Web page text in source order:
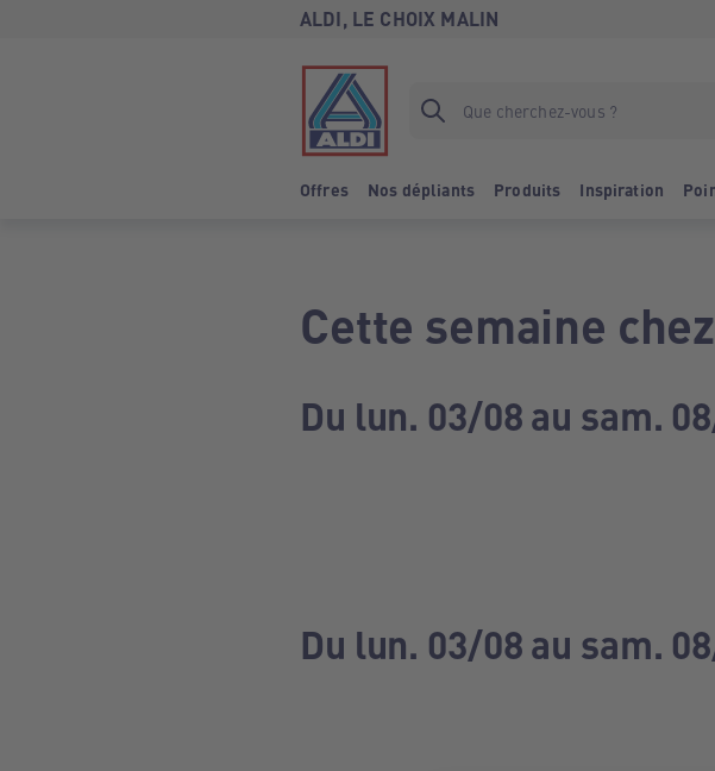
ALDI, LE CHOIX MALIN
Offres Nos dépliants Produits Inspiration
Cette semaine
Du lun. 03/08 au sam.
Du lun. 03/08 au sam.